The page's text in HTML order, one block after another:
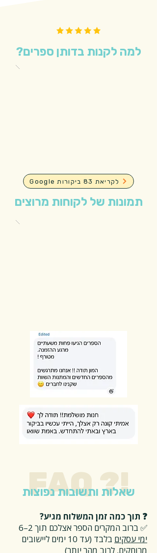
למה לקנות בדותן ספרים?
Google לקריאת 83 ביקורות
תמונות של לקוחות מרוצים
FAQ ?!
שאלות ותשובות נפוצות
❓ תוך כמה זמן המשלוח מגיע?
✅ ברוב המקרים הספר אצלכם תוך 2–6
ימי עסקים
בלבד (עד 10 ימים ליישובים
מרוחקים, לרוב מהר יותר)